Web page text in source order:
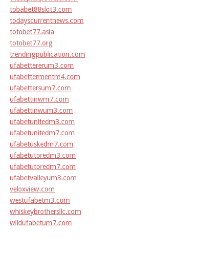
tobabet88slot3.com
todayscurrentnews.com
totobet77.asia
totobet77.org
trendingpublication.com
ufabettererum3.com
ufabettermentm4.com
ufabettersum7.com
ufabettinwm7.com
ufabettinwum3.com
ufabetunitedm3.com
ufabetunitedm7.com
ufabetuskedm7.com
ufabetutoredm3.com
ufabetutoredm7.com
ufabetvalleyum3.com
veloxview.com
westufabetm3.com
whiskeybrothersllc.com
wildufabetum7.com